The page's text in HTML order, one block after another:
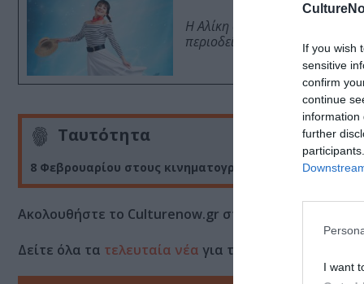
If you wish
sensitive
confirm
continue
information
further
I want
Η Αλίκη στη χώρα των ψαριών,
περιοδεία
Ταυτότητα
8 Φεβρουαρίου στους κινηματογράφους από την
Ακολουθήστε το Culturenow.gr στο
Δείτε όλα τα τελευταία νέα για την Τέχνη και τον